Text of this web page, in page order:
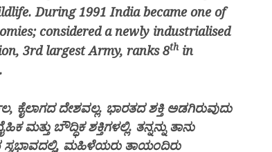
During 1991 India became one of
considered a newly industrialised
3rd largest Army, ranks 8thin
ಕೈಲಾಗದ ದೇಶವಲ್ಲ. ಭಾರತದ ಶಕ್ತಿ ಅಡಗಿರುವುದು
ಬೌದ್ಧಿಕ ಶಕ್ತಿಗಳಲ್ಲಿ. ತನ್ನನ್ನು ತಾನು
ಮಹಿಳೆಯರು ತಾಯಂದಿರು